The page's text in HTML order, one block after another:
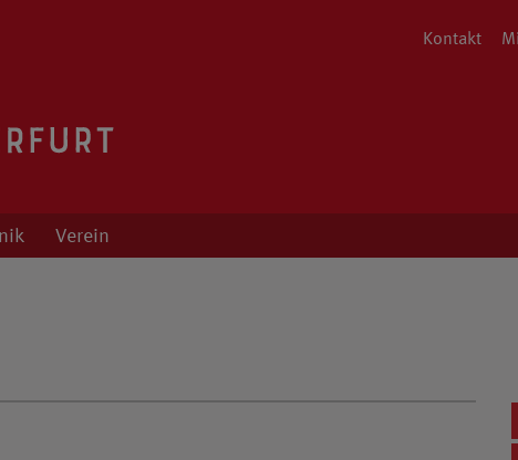
Kontakt
Verein